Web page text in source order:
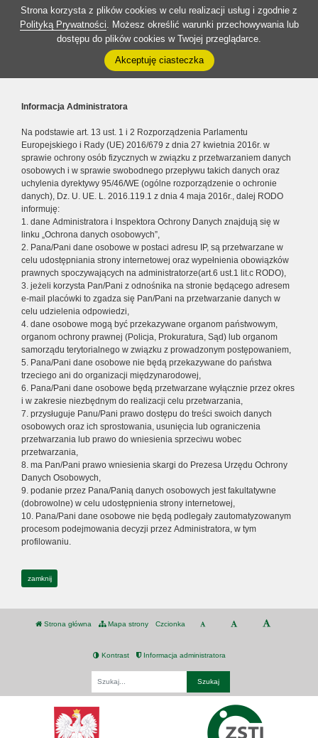
Strona korzysta z plików cookies w celu realizacji usług i zgodnie z
Polityką Prywatności. Możesz określić warunki przechowywania lub
dostępu do plików cookies w Twojej przeglądarce.
Akceptuję ciasteczka
Informacja Administratora
Na podstawie art. 13 ust. 1 i 2 Rozporządzenia Parlamentu
Europejskiego i Rady (UE) 2016/679 z dnia 27 kwietnia 2016r. w
sprawie ochrony osób fizycznych w związku z przetwarzaniem danych
osobowych i w sprawie swobodnego przepływu takich danych oraz
uchylenia dyrektywy 95/46/WE (ogólne rozporządzenie o ochronie
danych), Dz. U. UE. L. 2016.119.1 z dnia 4 maja 2016r., dalej RODO
informuję:
1. dane Administratora i Inspektora Ochrony Danych znajdują się w
linku „Ochrona danych osobowych”,
2. Pana/Pani dane osobowe w postaci adresu IP, są przetwarzane w
celu udostępniania strony internetowej oraz wypełnienia obowiązków
prawnych spoczywających na administratorze(art.6 ust.1 lit.c RODO),
3. jeżeli korzysta Pan/Pani z odnośnika na stronie będącego adresem
e-mail placówki to zgadza się Pan/Pani na przetwarzanie danych w
celu udzielenia odpowiedzi,
4. dane osobowe mogą być przekazywane organom państwowym,
organom ochrony prawnej (Policja, Prokuratura, Sąd) lub organom
samorządu terytorialnego w związku z prowadzonym postępowaniem,
5. Pana/Pani dane osobowe nie będą przekazywane do państwa
trzeciego ani do organizacji międzynarodowej,
6. Pana/Pani dane osobowe będą przetwarzane wyłącznie przez okres
i w zakresie niezbędnym do realizacji celu przetwarzania,
7. przysługuje Panu/Pani prawo dostępu do treści swoich danych
osobowych oraz ich sprostowania, usunięcia lub ograniczenia
przetwarzania lub prawo do wniesienia sprzeciwu wobec
przetwarzania,
8. ma Pan/Pani prawo wniesienia skargi do Prezesa Urzędu Ochrony
Danych Osobowych,
9. podanie przez Pana/Panią danych osobowych jest fakultatywne
(dobrowolne) w celu udostępnienia strony internetowej,
10. Pana/Pani dane osobowe nie będą podlegały zautomatyzowanym
procesom podejmowania decyzji przez Administratora, w tym
profilowaniu.
zamknij
Strona główna Mapa strony Czcionka
Kontrast Informacja administratora